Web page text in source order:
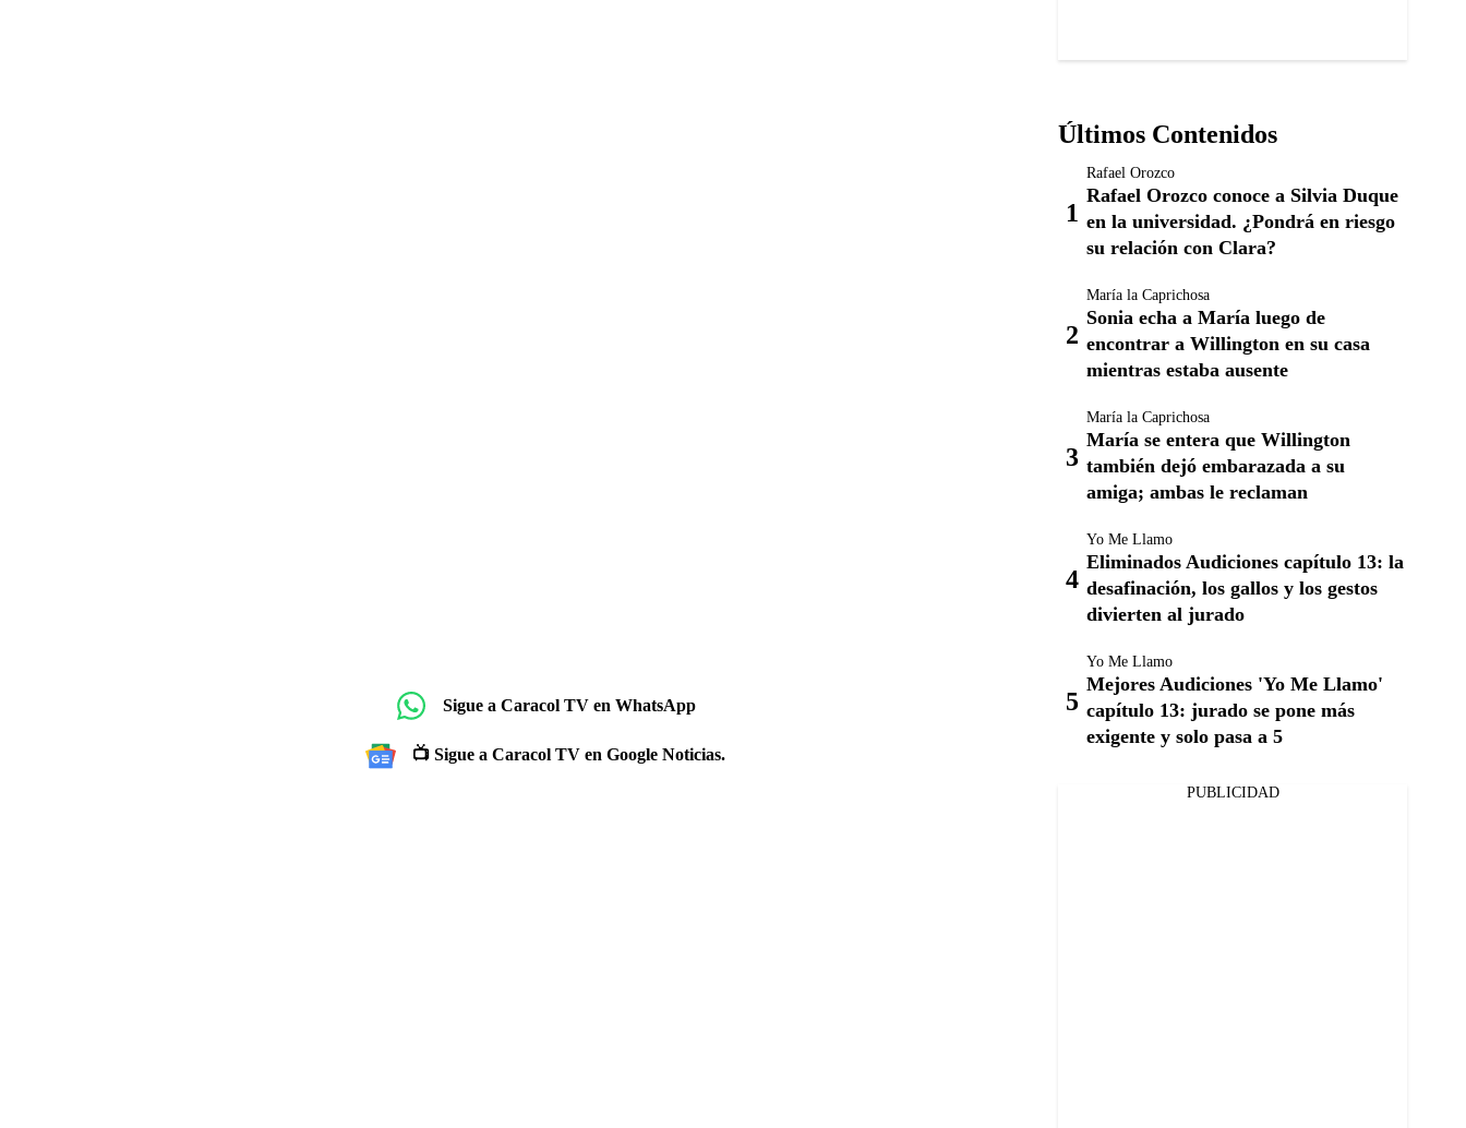
Sigue a Caracol TV en WhatsApp
📺 Sigue a Caracol TV en Google Noticias.
Últimos Contenidos
Rafael Orozco
Rafael Orozco conoce a Silvia Duque
en la universidad. ¿Pondrá en riesgo
su relación con Clara?
María la Caprichosa
Sonia echa a María luego de
encontrar a Willington en su casa
mientras estaba ausente
María la Caprichosa
María se entera que Willington
también dejó embarazada a su
amiga; ambas le reclaman
Yo Me Llamo
Eliminados Audiciones capítulo 13: la
desafinación, los gallos y los gestos
divierten al jurado
Yo Me Llamo
Mejores Audiciones 'Yo Me Llamo'
capítulo 13: jurado se pone más
exigente y solo pasa a 5
PUBLICIDAD